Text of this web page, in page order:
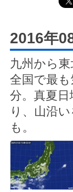
2016年
九州から
全国で最
分。真夏
り、山沿
も。